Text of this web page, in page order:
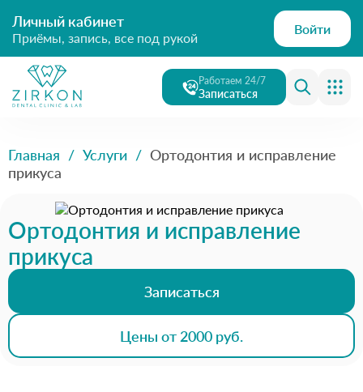
Личный кабинет
Приёмы, запись, все под рукой
Войти
Работаем 24/7
Записаться
Главная / Услуги / Ортодонтия и исправление
прикуса
Ортодонтия и исправление
прикуса
Записаться
Цены от 2000 руб.